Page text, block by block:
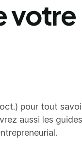
votre
pour tout
aussi les